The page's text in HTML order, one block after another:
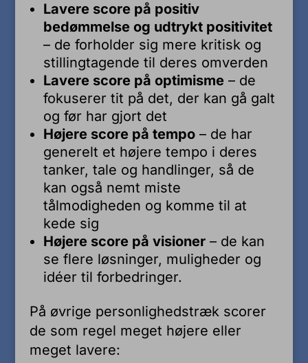
Lavere score på positiv
bedømmelse og udtrykt positivitet
– de forholder sig mere kritisk og
stillingtagende til deres omverden
Lavere score på optimisme– de
fokuserer tit på det, der kan gå galt
og før har gjort det
Højere score på tempo– de har
generelt et højere tempo i deres
tanker, tale og handlinger, så de
kan også nemt miste
tålmodigheden og komme til at
kede sig
Højere score på visioner– de kan
se flere løsninger, muligheder og
idéer til forbedringer.
På øvrige personlighedstræk scorer
de som regel meget højere eller
meget lavere: